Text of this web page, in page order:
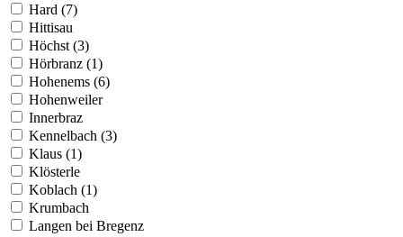
Hard (7)
Hittisau
Höchst (3)
Hörbranz (1)
Hohenems (6)
Hohenweiler
Innerbraz
Kennelbach (3)
Klaus (1)
Klösterle
Koblach (1)
Krumbach
Langen bei Bregenz